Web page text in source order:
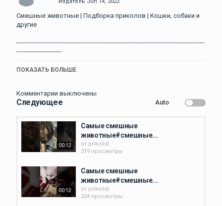
Смешные животные | Подборка приколов | Кошки, собаки и
другие
-----------------------------------------------------------------------------------------------
-----------------------
Наш Instagram:
-----------------------------------------------------------------------------------------------
Смешные животные | Подборка приколов | Кошки, собаки и
другие
#Котики #приколы #собаки #Смешно
Животный прикол
ПОКАЗАТЬ БОЛЬШЕ
Комментарии выключены
Следующее Auto
00:12
Самые смешные
животные#смешные...
от prikolist
219 просмотры
00:12
Самые смешные
животные#смешные...
от prikolist
204 просмотры